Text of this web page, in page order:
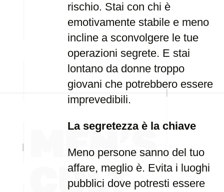
rischio. Stai con chi è
emotivamente stabile e meno
incline a sconvolgere le tue
operazioni segrete. E stai
lontano da donne troppo
giovani che potrebbero essere
imprevedibili.
La segretezza è la chiave
Meno persone sanno del tuo
affare, meglio è. Evita i luoghi
pubblici dove potresti essere